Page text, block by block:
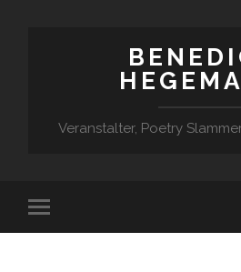
Veranstalter, Poetry